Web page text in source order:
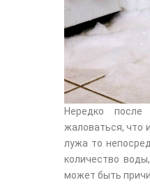
Нередко после
жаловаться, что
лужа то
количество
может быть